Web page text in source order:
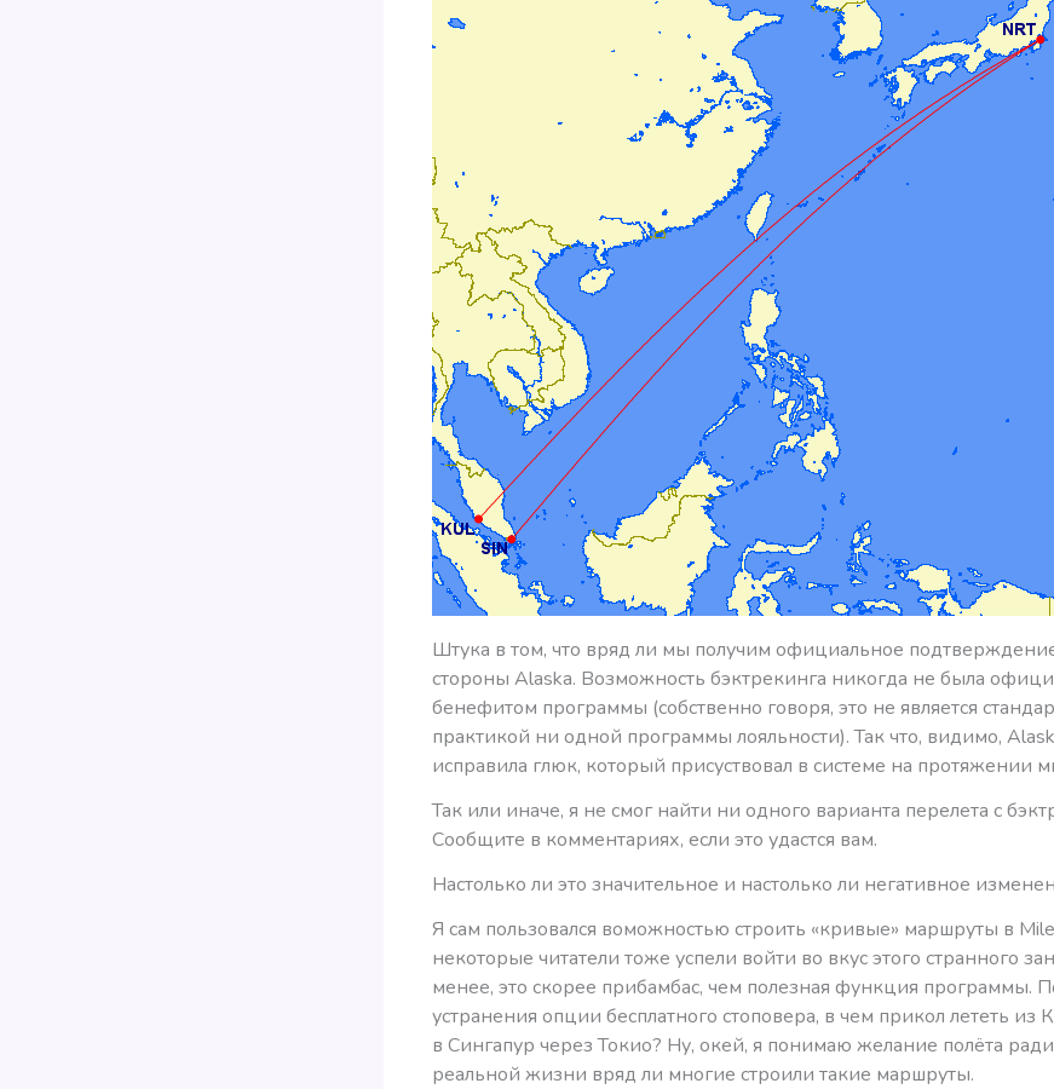
Штука в том, что вряд ли мы получим официальное подтверждение
стороны Alaska. Возможность бэктрекинга никогда не была
бенефитом программы (собственно говоря, это не является
практикой ни одной программы лояльности). Так что, видимо,
исправила глюк, который присуствовал в системе на протяжении
Так или иначе, я не смог найти ни одного варианта перелета с
Сообщите в комментариях, если это удастся вам.
Настолько ли это значительное и настолько ли негативное
Я сам пользовался воможностью строить «кривые» маршруты в
некоторые читатели тоже успели войти во вкус этого странного
менее, это скорее прибамбас, чем полезная функция программы.
устранения опции бесплатного стоповера, в чем прикол лететь из
в Сингапур через Токио? Ну, окей, я понимаю желание полёта ради
реальной жизни вряд ли многие строили такие маршруты.